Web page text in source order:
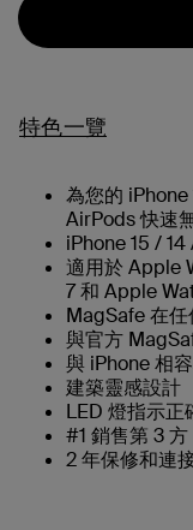
特色一覽
為您的
AirPods 快速
iPhone 15 /
適用於 Apple
7 和 Apple
MagSafe 在
與官方
與 iPhone 相
建築靈感設計
LED 燈指示正
#1 銷售第 3
2 年保修和連